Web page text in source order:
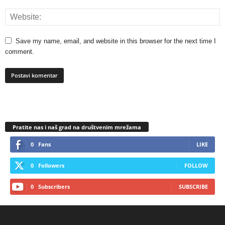
Save my name, email, and website in this browser for the next time I
comment.
Pratite nas i naš grad na društvenim mrežama
0 Fans LIKE
0 Followers FOLLOW
0 Subscribers SUBSCRIBE